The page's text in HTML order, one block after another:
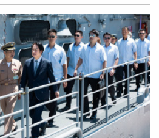
億元，佔GDP超過3%，並承諾在
長義務役期後，政府也調高軍人
的訓練，以解決兵源不足與士氣低
而被戲稱「草莓兵」的軍人，如
。台灣每年舉行的「漢光演習」近
照本宣科，轉向更貼近實戰的模
最大、時間最長的紀錄，共有2.2
年增加5成。除了因應「灰色地帶
在城鎮戰。士兵在捷運系統、高
務機密資料保密紀律督管未臻落
養不符要求，機密文件也未依規定
致受黃姓台商父子利誘成為共諜的
逞，趁隙登入電腦竊取國防機密
智慧型手機登記使用及管制作為鬆
以翻拍機密資訊並轉傳中共情工，
吸收的蘇姓中尉排長分次攜出營
核有重大違失。監委指出，本案檢
姓台商安裝特殊隱蔽功能的智慧